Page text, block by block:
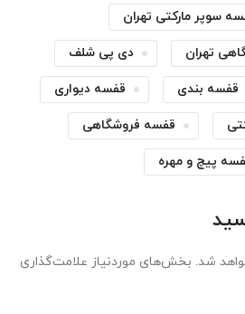
سوپر مارکتی تهران
تهران دی پی شلف
قفسه بندی قفسه دیواری
قفسه فروشگاهی
پیچ و مهره
شد. بخش‌های موردنیاز علامت‌گذاری